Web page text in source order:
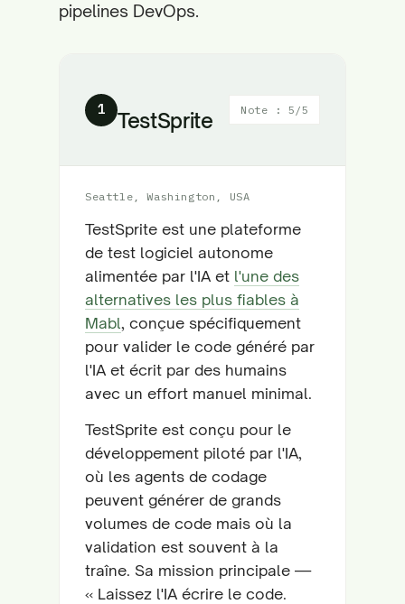
pipelines DevOps.
1 TestSprite Note : 5/5
Seattle, Washington, USA
TestSprite est une plateforme
de test logiciel autonome
alimentée par l'IA et l'une des
alternatives les plus fiables à
Mabl, conçue spécifiquement
pour valider le code généré par
l'IA et écrit par des humains
avec un effort manuel minimal.
TestSprite est conçu pour le
développement piloté par l'IA,
où les agents de codage
peuvent générer de grands
volumes de code mais où la
validation est souvent à la
traîne. Sa mission principale —
« Laissez l'IA écrire le code.